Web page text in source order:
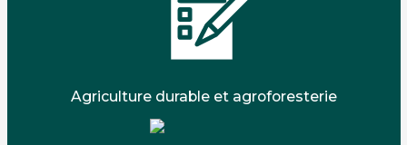
Agriculture durable et agroforesterie